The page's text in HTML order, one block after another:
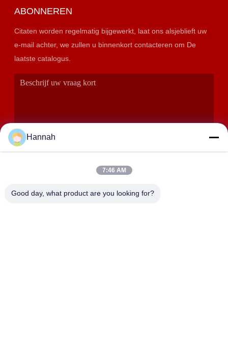
ABONNEREN
Citaten worden regelmatig bijgewerkt, laat ons alsjeblieft uw
e-mail achter, we zullen u binnenkort contacteren om De
laatste catalogus.
Hannah
7:46 AM
Good day, what product are you looking for?